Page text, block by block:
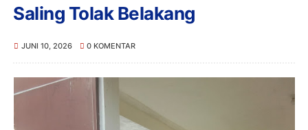
Saling Tolak Belakang
JUNI 10, 2026 0 KOMENTAR